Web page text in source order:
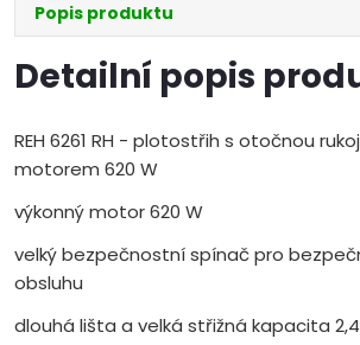
Popis produktu
Detailní popis
REH 6261 RH - plotostřih s otočnou
motorem 620 W
výkonný motor 620 W
velký bezpečnostní spínač pro
obsluhu
dlouhá lišta a velká střižná kapacita